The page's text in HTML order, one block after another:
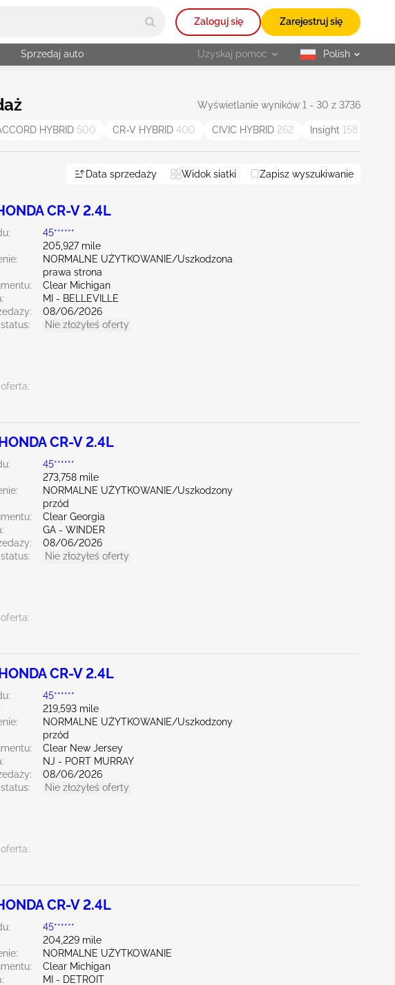
Zaloguj się Zarejestruj się
Sprzedaj auto Uzyskaj pomoc selected
Polish
Wyświetlanie wyników 1 - 30 z 3736
HYBRID 500 CR-V HYBRID 400 CIVIC HYBRID 262 Insight 158
Data sprzedaży Widok siatki Zapisz wyszukiwanie
CR-V 2.4L
45******
205,927 mile
NORMALNE UŻYTKOWANIE/Uszkodzona
prawa strona
Clear Michigan
MI - BELLEVILLE
08/06/2026
Nie złożyłeś oferty
CR-V 2.4L
45******
273,758 mile
NORMALNE UŻYTKOWANIE/Uszkodzony
przód
Clear Georgia
GA - WINDER
08/06/2026
Nie złożyłeś oferty
CR-V 2.4L
45******
219,593 mile
NORMALNE UŻYTKOWANIE/Uszkodzony
przód
Clear New Jersey
NJ - PORT MURRAY
08/06/2026
Nie złożyłeś oferty
CR-V 2.4L
45******
204,229 mile
NORMALNE UŻYTKOWANIE
Clear Michigan
MI - DETROIT